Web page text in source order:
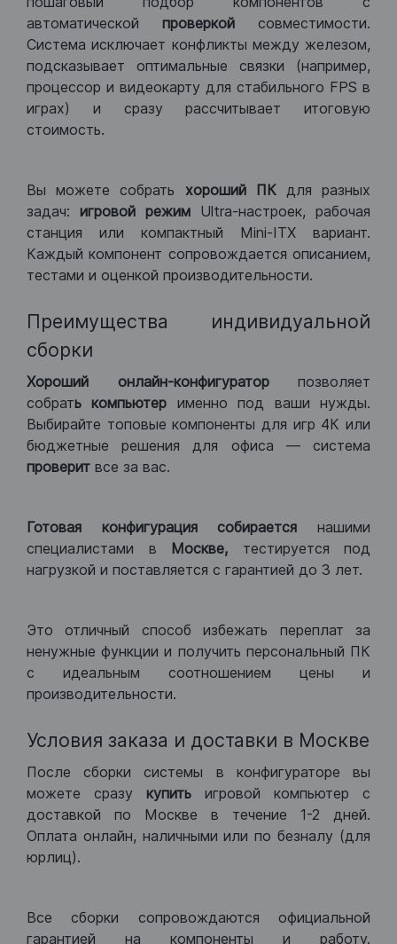
автоматической проверкой совместимости.
Система исключает конфликты между железом,
подсказывает оптимальные связки (например,
процессор и видеокарту для стабильного FPS в
играх) и сразу рассчитывает итоговую
стоимость.
Вы можете собрать хороший ПКдля разных
задач: игровой режим Ultra-настроек, рабочая
станция или компактный Mini-ITX вариант.
Каждый компонент сопровождается описанием,
тестами и оценкой производительности.
Преимущества индивидуальной
сборки
Хороший онлайн-конфигураторпозволяет
собрать компьютер именно под ваши нужды.
Выбирайте топовые компоненты для игр 4К или
бюджетные решения для офиса — система
проверит все за вас.
Готовая конфигурация собираетсянашими
специалистами в Москве, тестируется под
нагрузкой и поставляется с гарантией до 3 лет.
Это отличный способ избежать переплат за
ненужные функции и получить персональный ПК
с идеальным соотношением цены и
производительности.
Условия заказа и доставки в Москве
После сборки системы в конфигураторе вы
можете сразу купить игровой компьютер с
доставкой по Москве в течение 1-2 дней.
Оплата онлайн, наличными или по безналу (для
юрлиц).
Все сборки сопровождаются официальной
гарантией на компоненты и работу.